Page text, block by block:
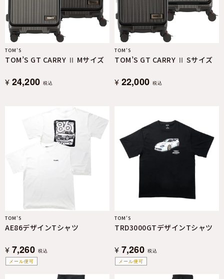
TOM’S
TOM’S GT CARRY Ⅱ Mサイズ
¥ 24,200 税込
TOM’S
TOM’S GT CARRY Ⅱ Sサイズ
¥ 22,000 税込
メール便可
TOM’S
AE86デザインTシャツ
¥ 7,260 税込
メール便可
TOM’S
TRD3000GTデザインTシャツ
¥ 7,260 税込